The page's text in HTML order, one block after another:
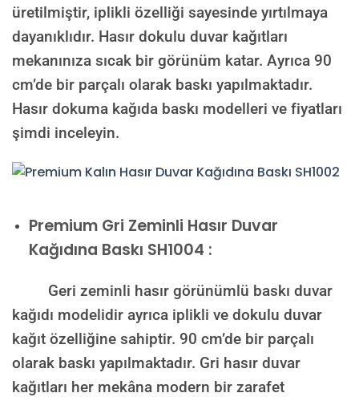
üretilmiştir, iplikli özelliği sayesinde yırtılmaya
dayanıklıdır. Hasır dokulu duvar kağıtları
mekanınıza sıcak bir görünüm katar. Ayrıca 90
cm’de bir parçalı olarak baskı yapılmaktadır.
Hasır dokuma kağıda baskı modelleri ve fiyatları
şimdi inceleyin.
Premium Gri Zeminli Hasır Duvar
Kağıdına Baskı SH1004 :
Geri zeminli hasır görünümlü baskı duvar
kağıdı modelidir ayrıca iplikli ve dokulu duvar
kağıt özelliğine sahiptir. 90 cm’de bir parçalı
olarak baskı yapılmaktadır. Gri hasır duvar
kağıtları her mekâna modern bir zarafet